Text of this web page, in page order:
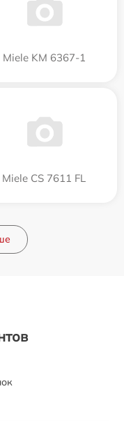
Miele KM 6367-1
Miele CS 7611 FL